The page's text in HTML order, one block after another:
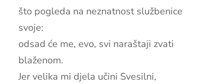
što pogleda na neznatnost službenice
svoje:
odsad će me, evo, svi naraštaji zvati
blaženom.
Jer velika mi djela učini Svesilni,